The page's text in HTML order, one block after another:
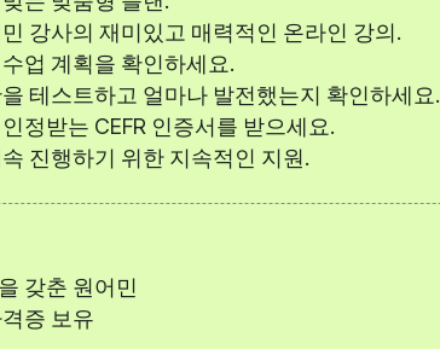
강사의 재미있고 매력적인 온라인 강의.
업 계획을 확인하세요.
테스트하고 얼마나 발전했는지 확인하세요.
정받는 CEFR 인증서를 받으세요.
진행하기 위한 지속적인 지원.
갖춘 원어민
증 보유